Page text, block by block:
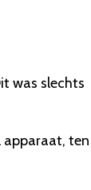
was slechts
apparaat, ten